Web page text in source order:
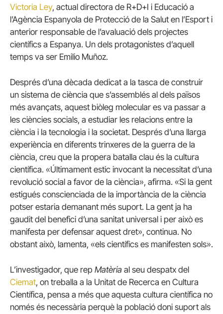
Victoria Ley, actual directora de R+D+I i Educació a
l’Agència Espanyola de Protecció de la Salut en l’Esport i
anterior responsable de l’avaluació dels projectes
científics a Espanya. Un dels protagonistes d’aquell
temps va ser Emilio Muñoz.
Després d’una dècada dedicat a la tasca de construir
un sistema de ciència que s’assemblés al dels països
més avançats, aquest biòleg molecular es va passar a
les ciències socials, a estudiar les relacions entre la
ciència i la tecnologia i la societat. Després d’una llarga
experiència en diferents trinxeres de la guerra de la
ciència, creu que la propera batalla clau és la cultura
científica. «Últimament estic invocant la necessitat d’una
revolució social a favor de la ciència», afirma. «Si la gent
estigués conscienciada de la importància de la ciència
potser estaria demanant més suport. La gent ja ha
gaudit del benefici d’una sanitat universal i per això es
manifesta per defensar aquest dret», continua. No
obstant això, lamenta, «els científics es manifesten sols».
L’investigador, que rep Matèria al seu despatx del
Ciemat, on treballa a la Unitat de Recerca en Cultura
Científica, pensa a més que aquesta cultura científica no
només és necessària perquè la població doni suport als